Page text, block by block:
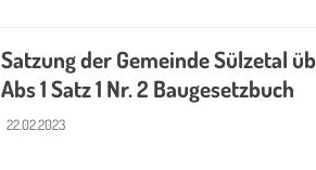
Satzung der Gemeinde Sülzetal
Abs 1 Satz 1 Nr. 2 Baugesetzbuch
22.02.2023